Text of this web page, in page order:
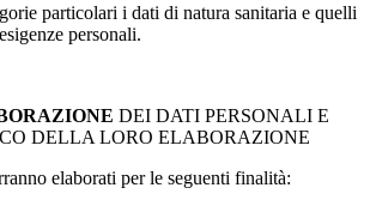
particolari i dati di natura sanitaria e quelli
personali.
DEI DATI PERSONALI E
DELLA LORO ELABORAZIONE
elaborati per le seguenti finalità: